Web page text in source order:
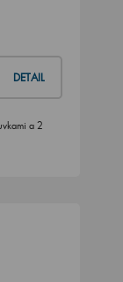
DETAIL
a 2